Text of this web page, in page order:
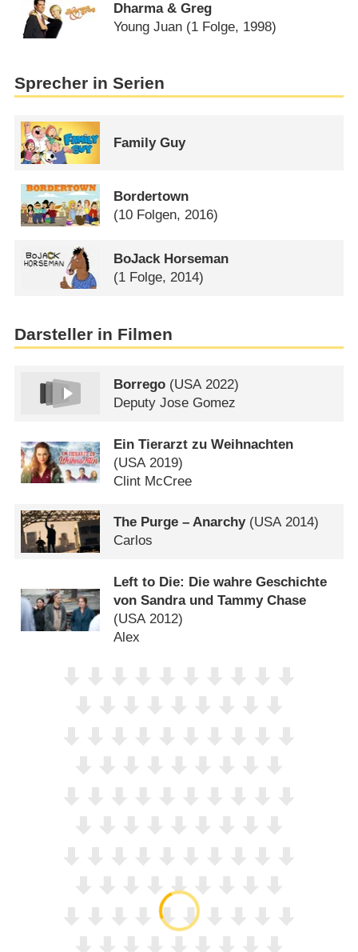
Dharma & Greg
Young Juan (1 Folge, 1998)
Sprecher in Serien
Family Guy
Bordertown
(10 Folgen, 2016)
BoJack Horseman​
(1 Folge, 2014)
Darsteller in Filmen
Borrego (USA 2022)
Deputy Jose Gomez
Ein Tierarzt zu Weihnachten
(USA 2019)
Clint McCree
The Purge – Anarchy(USA2014)
Carlos
Left to Die: Die wahre Geschichte
von Sandra und Tammy Chase
(USA2012)
Alex